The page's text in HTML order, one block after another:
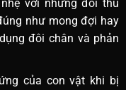
với những đối thủ
như mong đợi hay
đôi chân và phản
của con vật khi bị